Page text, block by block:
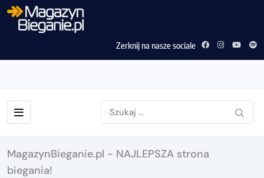
Zerknij na nasze sociale
MagazynBieganie.pl - NAJLEPSZA strona
biegania!